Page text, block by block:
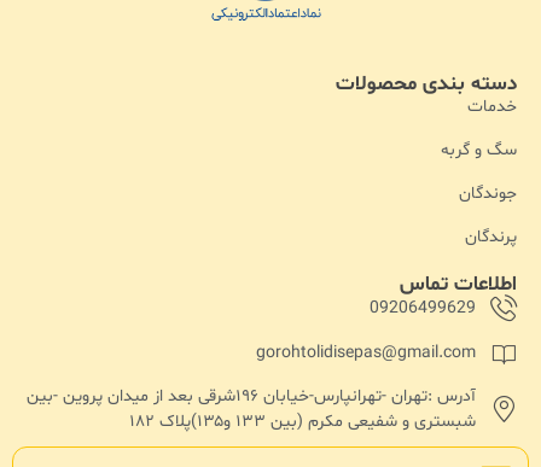
اطلاعات تماس
09206499629
gorohtolidisepas@gmail.com
آدرس :تهران -تهرانپارس-خیابان ۱۹۶شرقی بعد از میدان پروین -بین
شبستری و شفیعی مکرم (بین ۱۳۳ و۱۳۵)پلاک ۱۸۲
دسته بندی محصولات
خدمات
سگ و گربه
جوندگان
پرندگان